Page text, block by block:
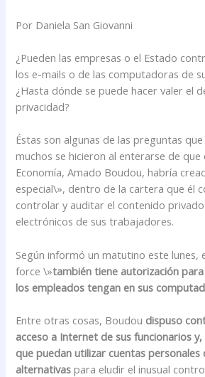
Por Daniela San Giovanni
¿Pueden las empresas o el Estado
los e-mails o de las computadoras de
¿Hasta dónde se puede hacer valer el
privacidad?
Éstas son algunas de las preguntas
muchos se hicieron al enterarse de
Economía, Amado Boudou, habría
especial\», dentro de la cartera que él
controlar y auditar el contenido
electrónicos de sus trabajadores.
Según informó un matutino este lunes,
force \»también tiene autorización
los empleados tengan en sus
Entre otras cosas, Boudou dispuso
acceso a Internet de sus funcionarios
que puedan utilizar cuentas personales
alternativas para eludir el inusual